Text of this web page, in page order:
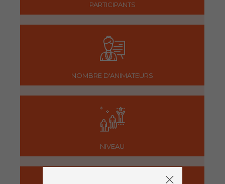
PARTICIPANTS
NOMBRE D'ANIMATEURS
NIVEAU